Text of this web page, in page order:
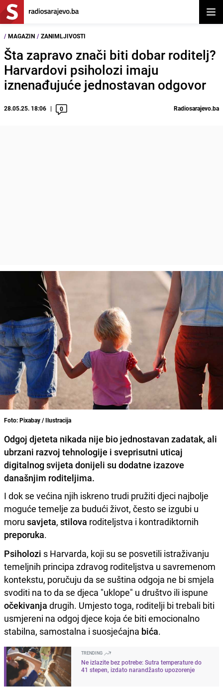
/ MAGAZIN / ZANIMLJIVOSTI
Šta zapravo znači biti dobar roditelj?
Harvardovi psiholozi imaju
iznenađujuće jednostavan odgovor
28.05.25. 18:06 0 Radiosarajevo.ba
Foto: Pixabay / Ilustracija
Odgoj djeteta nikada nije bio jednostavan zadatak, ali
ubrzani razvoj tehnologije i sveprisutni uticaj
digitalnog svijeta donijeli su dodatne izazove
današnjim roditeljima.
I dok se većina njih iskreno trudi pružiti djeci najbolje
moguće temelje za budući život, često se izgubi u
moru savjeta, stilova roditeljstva i kontradiktornih
preporuka.
Psiholozi s Harvarda, koji su se posvetili istraživanju
temeljnih principa zdravog roditeljstva u savremenom
kontekstu, poručuju da se suština odgoja ne bi smjela
svoditi na to da se djeca "uklope" u društvo ili ispune
očekivanja drugih. Umjesto toga, roditelji bi trebali biti
usmjereni na odgoj djece koja će biti emocionalno
stabilna, samostalna i suosjećajna bića.
TRENDING
Ne izlazite bez potrebe: Sutra temperature do
41 stepen, izdato narandžasto upozorenje